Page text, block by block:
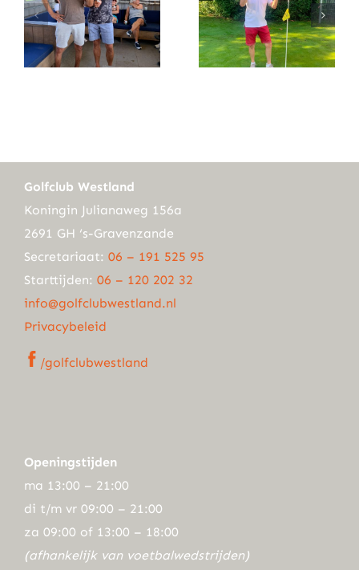
Golfclub Westland
Koningin Julianaweg 156a
2691 GH ‘s-Gravenzande
Secretariaat: 06 – 191 525 95
Starttijden: 06 – 120 202 32
info@golfclubwestland.nl
Privacybeleid
/golfclubwestland
Openingstijden
ma 13:00 – 21:00
di t/m vr 09:00 – 21:00
za 09:00 of 13:00 – 18:00
(afhankelijk van voetbalwedstrijden)